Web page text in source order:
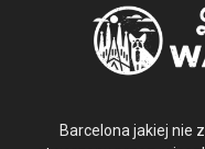
Barcelona jakiej nie